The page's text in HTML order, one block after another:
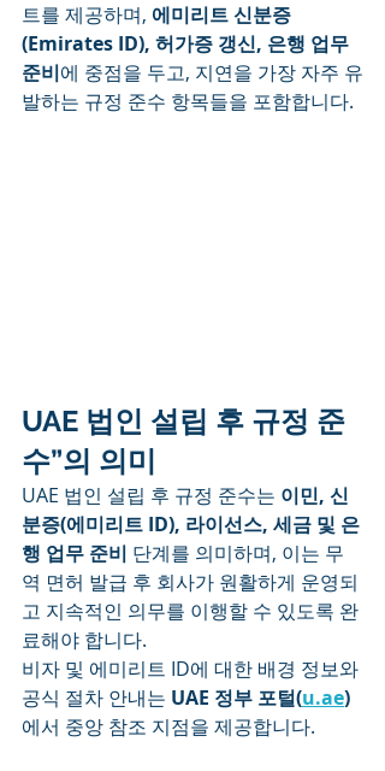
트를 제공하며, 에미리트 신분증
(Emirates ID), 허가증 갱신, 은행 업무
준비에 중점을 두고, 지연을 가장 자주 유
발하는 규정 준수 항목들을 포함합니다.
UAE 법인 설립 후 규정 준
수”의 의미
UAE 법인 설립 후 규정 준수는 이민, 신
분증(에미리트 ID), 라이선스, 세금 및 은
행 업무 준비 단계를 의미하며, 이는 무
역 면허 발급 후 회사가 원활하게 운영되
고 지속적인 의무를 이행할 수 있도록 완
료해야 합니다.
비자 및 에미리트 ID에 대한 배경 정보와
공식 절차 안내는 UAE 정부 포털(u.ae)
에서 중앙 참조 지점을 제공합니다.